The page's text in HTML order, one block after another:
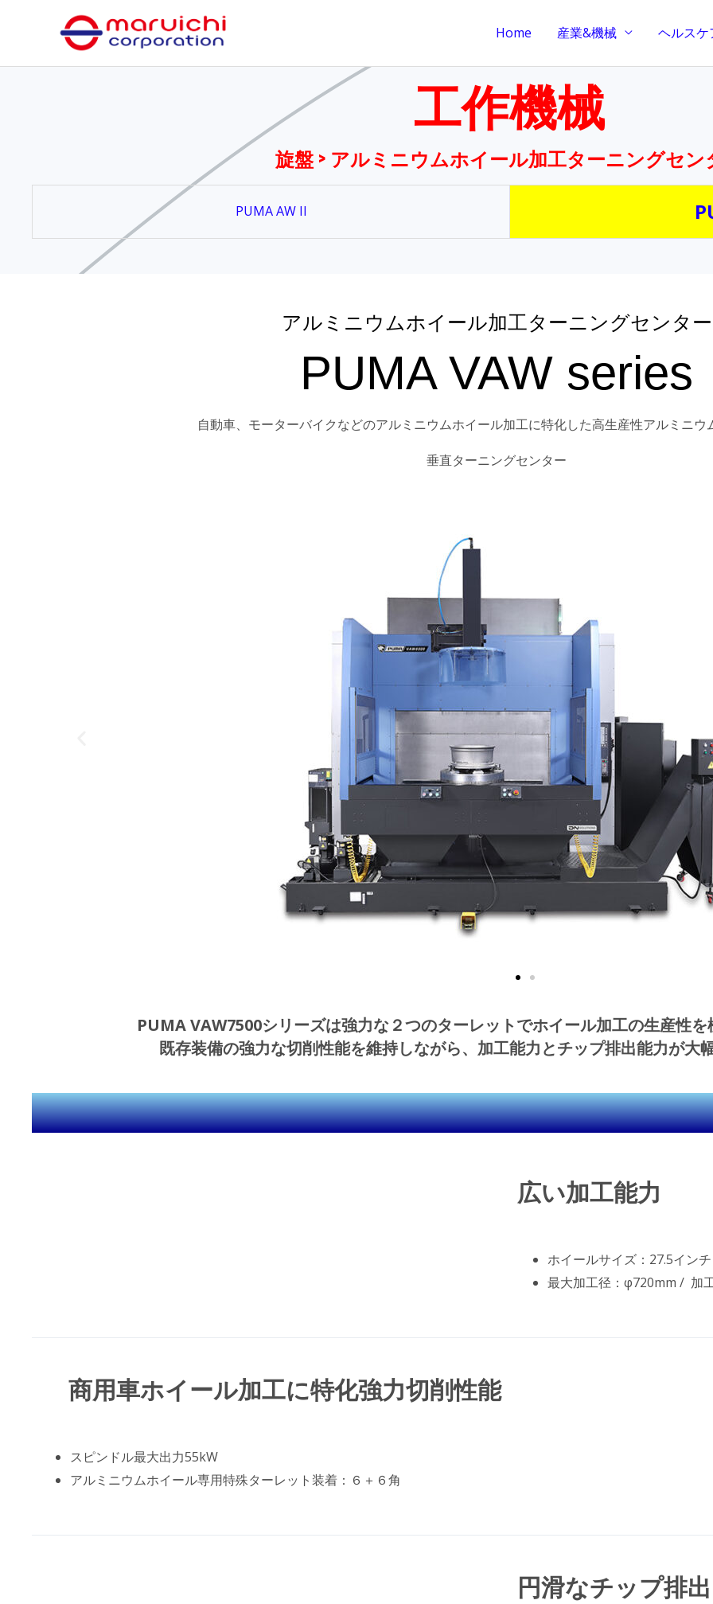
Home 産業&機械 ヘルスケ
工作機械
旋盤 > アルミニウムホイール加工ターニングセン
PUMA AW II
アルミニウムホイール加工ターニングセンター
PUMA VAW series
自動車、モーターバイクなどのアルミニウムホイール加工に特化した高生産性アルミニウ
垂直ターニングセンター
PUMA VAW7500シリーズは強力な２つのターレットでホイール加工の生産性を
既存装備の強力な切削性能を維持しながら、加工能力とチップ排出能力が大
広い加工能力
ホイールサイズ：27.5インチ
最大加工径：φ720mm / 加
商用車ホイール加工に特化強力切削性能
スピンドル最大出力55kW
アルミニウムホイール専用特殊ターレット装着：６＋６角
円滑なチップ排出